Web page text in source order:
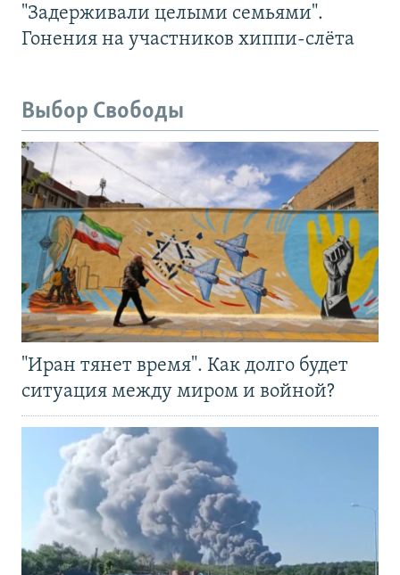
"Задерживали целыми семьями".
Гонения на участников хиппи-слёта
Выбор Свободы
"Иран тянет время". Как долго будет
ситуация между миром и войной?